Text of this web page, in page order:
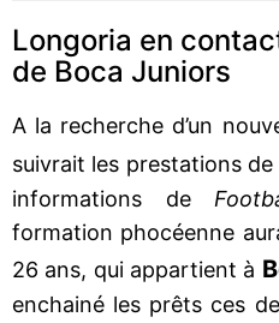
Longoria en
de Boca Juniors
A la recherche d’un
suivrait les prestations de
informations de
formation phocéenne
26 ans, qui appartient à
enchainé les prêts ces